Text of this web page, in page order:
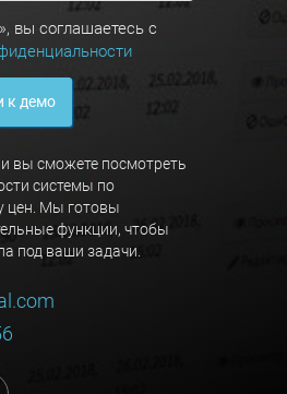
вы соглашаетесь с
к демо
вы сможете посмотреть
системы по
цен. Мы готовы
функции, чтобы
под ваши задачи.